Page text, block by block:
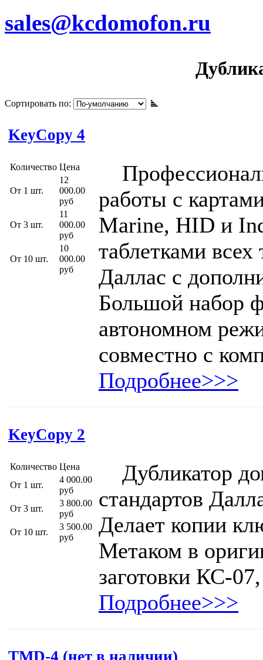
sales@kcdomofon.ru
Сортировать по:
KeyCopy 4
Количество Цена
От 1 шт.
12
000.00
руб
От 3 шт.
11
000.00
руб
От 10 шт.
10
000.00
руб
работы с
Marine, HID и
таблетками
Даллас с
Большой набор
автономном
совместно с
Подробнее>>>
KeyCopy 2
Количество Цена
От 1 шт.
4 000.00
руб
От 3 шт.
3 800.00
руб
От 10 шт.
3 500.00
руб
Дубликатор
стандартов
Делает копии
Метаком в
заготовки КС-
Подробнее>>>